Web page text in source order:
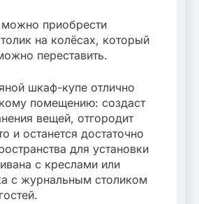
приобрести
на колёсах, который
переставить.
шкаф-купе отлично
помещению: создаст
вещей, отгородит
и останется достаточно
для установки
с креслами или
с журнальным столиком